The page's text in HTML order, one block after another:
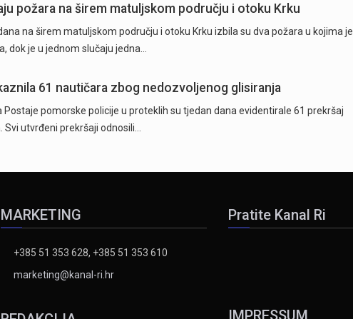
požara na širem matuljskom području i otoku Krku
na širem matuljskom području i otoku Krku izbila su dva požara u kojima je
dok je u jednom slučaju jedna…
61 nautičara zbog nedozvoljenog glisiranja
Postaje pomorske policije u proteklih su tjedan dana evidentirale 61 prekršaj
utvrđeni prekršaji odnosili…
MARKETING
+385 51 353 628, +385 51 353 610
marketing@kanal-ri.hr
Pratite Kanal Ri
IMPRESSUM